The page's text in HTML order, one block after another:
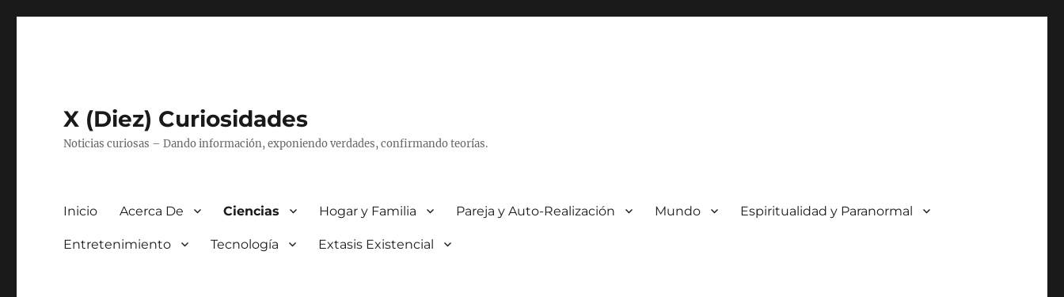
X (Diez) Curiosidades
Noticias curiosas – Dando información, exponiendo verdades, confirmando teorías.
Inicio Acerca De Ciencias Hogar y Familia Pareja y Auto-Realización Mundo Espiritualidad y Paranormal
Entretenimiento Tecnología Extasis Existencial